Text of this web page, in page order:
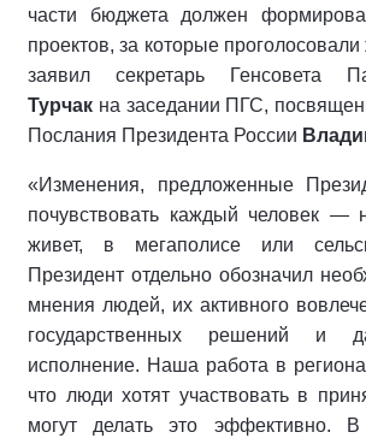
части бюджета должен
проектов, за которые
заявил секретарь Генсовета
Турчак на заседании ПГС,
Послания Президента России
«Изменения, предложенные
почувствовать каждый человек —
живет, в мегаполисе или
Президент отдельно обозначил
мнения людей, их активного
государственных решений и
исполнение. Наша работа в
что люди хотят участвовать в
могут делать это эффективно. В